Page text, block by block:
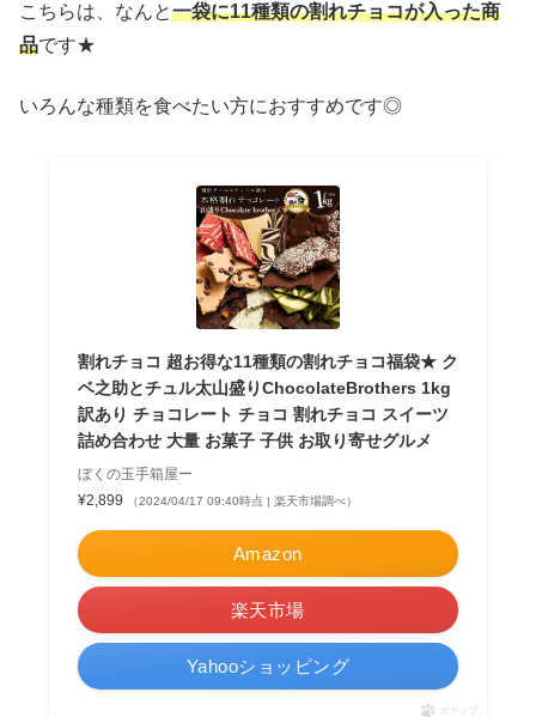
こちらは、なんと一袋に11種類の割れチョコが入った商
品です★
いろんな種類を食べたい方におすすめです◎
割れチョコ 超お得な11種類の割れチョコ福袋★ ク
ベ之助とチュル太山盛りChocolateBrothers 1kg
訳あり チョコレート チョコ 割れチョコ スイーツ
詰め合わせ 大量 お菓子 子供 お取り寄せグルメ
ぼくの玉手箱屋ー
¥2,899
（2024/04/17 09:40時点 | 楽天市場調べ）
Amazon
楽天市場
Yahooショッピング
ポチップ